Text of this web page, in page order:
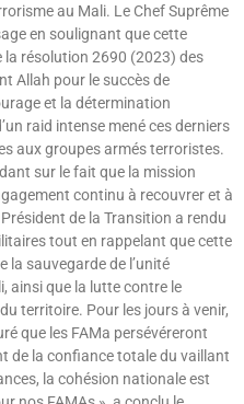
au Mali. Le Chef Suprême
en soulignant que cette
la résolution 2690 (2023) des
Allah pour le succès de
et la détermination
raid intense mené ces derniers
aux groupes armés terroristes.
sur le fait que la mission
continu à recouvrer et à
de la Transition a rendu
tout en rappelant que cette
la sauvegarde de l’unité
ainsi que la lutte contre le
territoire. Pour les jours à venir,
que les FAMa persévéreront
de la confiance totale du vaillant
la cohésion nationale est